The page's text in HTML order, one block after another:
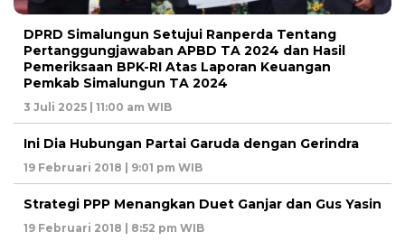
DPRD Simalungun Setujui Ranperda Tentang
Pertanggungjawaban APBD TA 2024 dan Hasil
Pemeriksaan BPK-RI Atas Laporan Keuangan
Pemkab Simalungun TA 2024
3 Juli 2025 | 11:00 am WIB
Ini Dia Hubungan Partai Garuda dengan Gerindra
19 Februari 2018 | 9:01 pm WIB
Strategi PPP Menangkan Duet Ganjar dan Gus Yasin
19 Februari 2018 | 8:52 pm WIB